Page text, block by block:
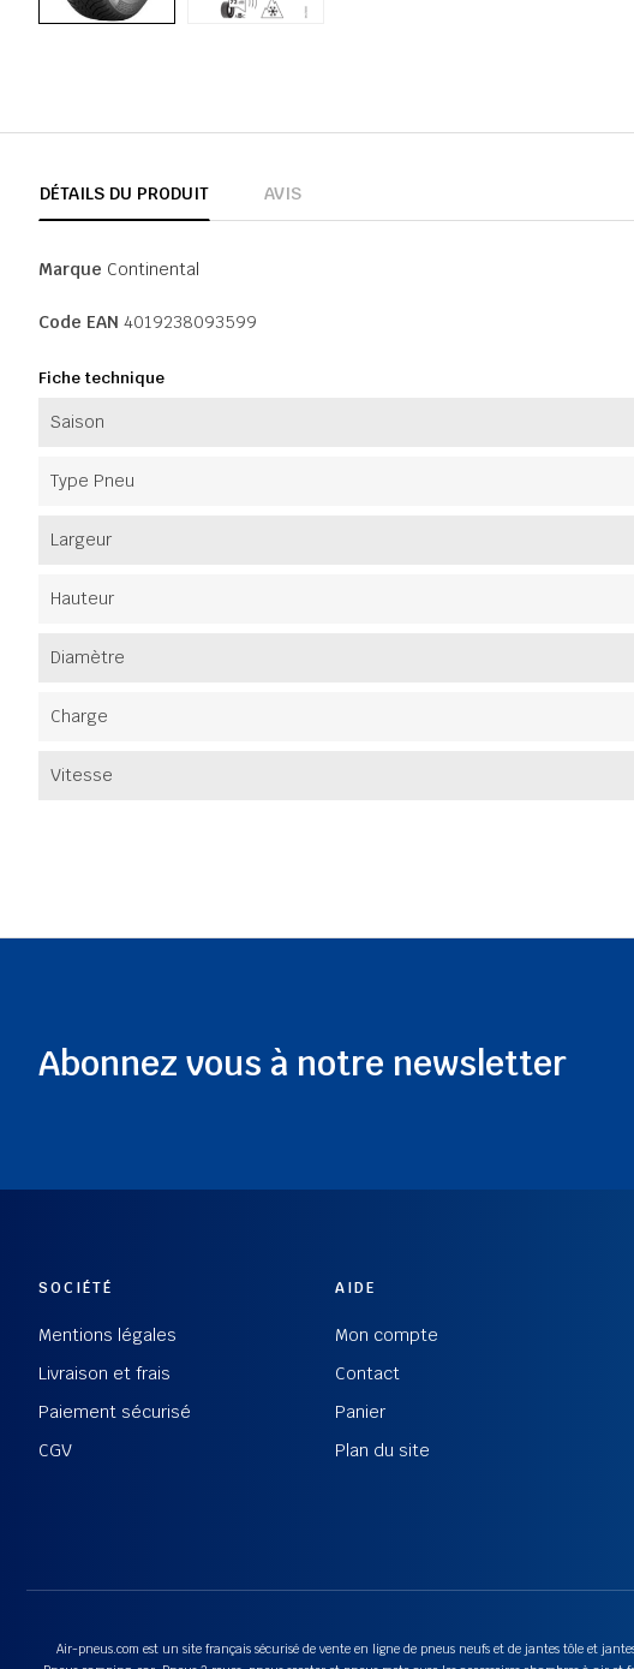
DÉTAILS DU PRODUIT AVIS
Marque Continental
Code EAN 4019238093599
Fiche technique
Saison
Type Pneu
Largeur
Hauteur
Diamètre
Charge
Vitesse
Abonnez vous à notre newsletter
SOCIÉTÉ
Mentions légales
Livraison et frais
Paiement sécurisé
CGV
AIDE
Mon compte
Contact
Panier
Plan du site
Air-pneus.com est un site français sécurisé de vente en ligne de pneus neufs et de jantes tôle et